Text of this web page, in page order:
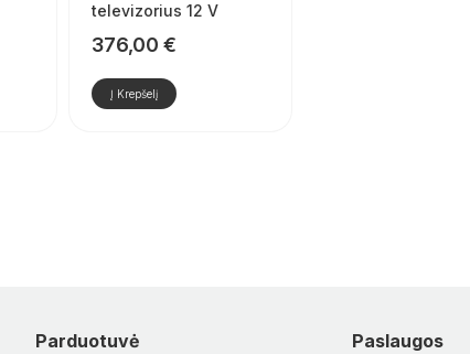
televizorius 12 V
376,00 €
Į Krepšelį
Parduotuvė Paslaugos